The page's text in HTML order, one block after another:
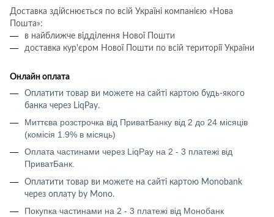
Доставка здійснюється по всій Україні компанією «Нова
Пошта»:
в найближче відділення Нової Пошти
доставка кур'єром Нової Пошти по всій території України
Онлайн оплата
Оплатити товар ви можете на сайті картою будь-якого
банка через LiqPay.
Миттєва розстрочка від ПриватБанку від 2 до 24 місяців
(комісія 1.9% в місяць)
Оплата частинами через LiqPay на 2 - 3 платежі від
ПриватБанк.
Оплатити товар ви можете на сайті картою Monobank
через оплату by Mono.
Покупка частинами на 2 - 3 платежі від Монобанк